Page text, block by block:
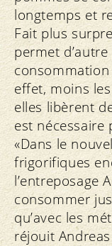
longtemps et
Fait plus
permet
consommation
effet, moins
elles libèrent
est nécessaire
«Dans le
frigorifiques
l’entreposage
consommer
qu’avec les
réjouit